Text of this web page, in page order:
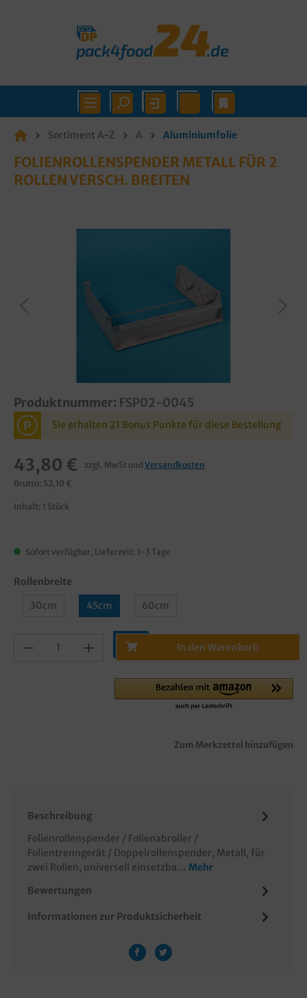
Sortiment A-Z A Aluminiumfolie
FOLIENROLLENSPENDER METALL FÜR 2
ROLLEN VERSCH. BREITEN
Produktnummer: FSP02-0045
P Sie erhalten 21 Bonus Punkte für diese Bestellung
43,80 € zzgl. MwSt und Versandkosten
Brutto: 52,10 €
Inhalt: 1 Stück
Sofort verfügbar, Lieferzeit: 1-3 Tage
Rollenbreite
30cm
45cm 60cm
In den Warenkorb
Zum Merkzettel hinzufügen
Beschreibung
Folienrollenspender / Folienabroller /
Folientrenngerät / Doppelrollenspender, Metall, für
zwei Rollen, universell einsetzba… Mehr
Bewertungen
Informationen zur Produktsicherheit